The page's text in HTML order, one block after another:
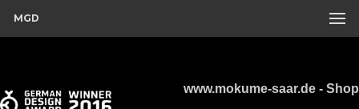
MGD
www.mokume-saar.de - Shop